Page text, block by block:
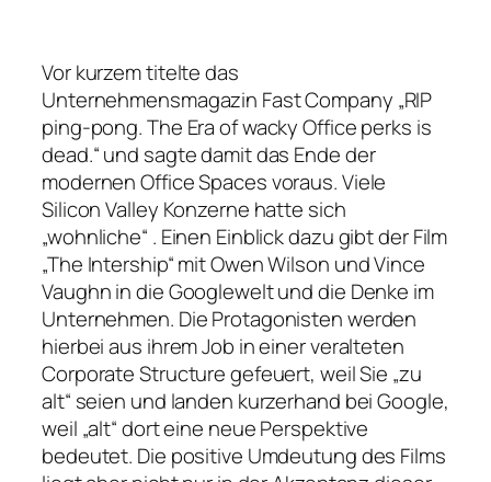
Vor kurzem titelte das
Unternehmensmagazin Fast Company „RIP
ping-pong. The Era of wacky Office perks is
dead.“ und sagte damit das Ende der
modernen Office Spaces voraus. Viele
Silicon Valley Konzerne hatte sich
„wohnliche“ . Einen Einblick dazu gibt der Film
„The Intership“ mit Owen Wilson und Vince
Vaughn in die Googlewelt und die Denke im
Unternehmen. Die Protagonisten werden
hierbei aus ihrem Job in einer veralteten
Corporate Structure gefeuert, weil Sie „zu
alt“ seien und landen kurzerhand bei Google,
weil „alt“ dort eine neue Perspektive
bedeutet. Die positive Umdeutung des Films